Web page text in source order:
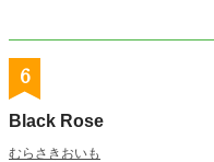
6
Black Rose
むらさきおいも